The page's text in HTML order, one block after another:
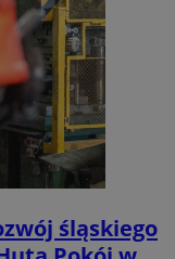
śląskiego